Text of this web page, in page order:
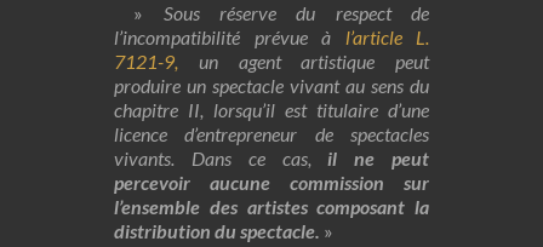
» Sous réserve du respect de
l’incompatibilité prévue à l’article L.
7121-9, un agent artistique peut
produire un spectacle vivant au sens du
chapitre II, lorsqu’il est titulaire d’une
licence d’entrepreneur de spectacles
vivants. Dans ce cas,il ne peut
percevoir aucune commission sur
l’ensemble des artistes composant la
distribution du spectacle. »